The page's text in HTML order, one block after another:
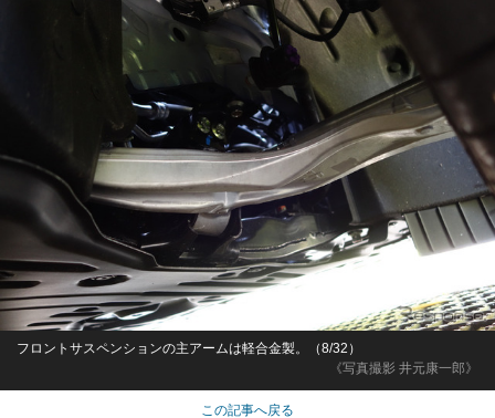
《写真撮影 井元康一郎》
フロントサスペンションの主アームは軽合金製。（8/32）
この記事へ戻る